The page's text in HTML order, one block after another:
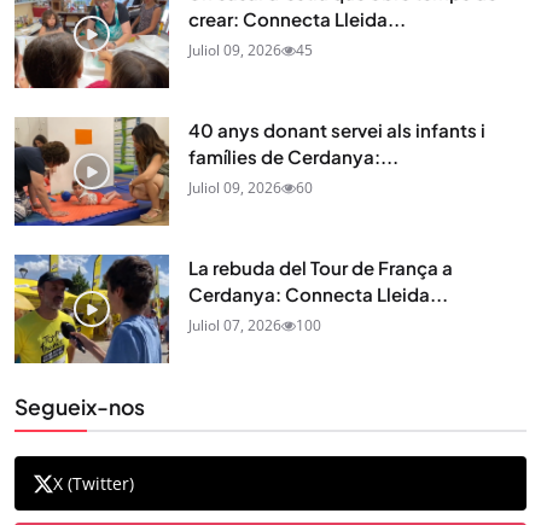
crear: Connecta Lleida...
Juliol 09, 2026 45
40 anys donant servei als infants i
famílies de Cerdanya:...
Juliol 09, 2026 60
La rebuda del Tour de França a
Cerdanya: Connecta Lleida...
Juliol 07, 2026 100
Segueix-nos
X (Twitter)